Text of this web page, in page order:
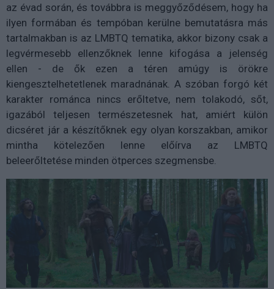
az évad során, és továbbra is meggyőződésem, hogy ha
ilyen formában és tempóban kerülne bemutatásra más
tartalmakban is az LMBTQ tematika, akkor bizony csak a
legvérmesebb ellenzőknek lenne kifogása a jelenség
ellen - de ők ezen a téren amúgy is örökre
kiengesztelhetetlenek maradnának. A szóban forgó két
karakter románca nincs erőltetve, nem tolakodó, sőt,
igazából teljesen természetesnek hat, amiért külön
dicséret jár a készítőknek egy olyan korszakban, amikor
mintha kötelezően lenne előírva az LMBTQ
beleerőltetése minden ötperces szegmensbe.